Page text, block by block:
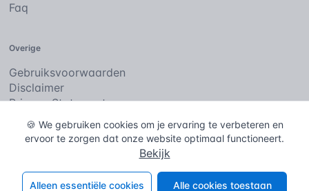
Faq
Overige
Gebruiksvoorwaarden
Disclaimer
Privacy Statement
Cookies
Copyright © 2026De bouwencyclopedie. Alle rechten
voorbehouden.
🍪 We gebruiken cookies om je ervaring te verbeteren en
ervoor te zorgen dat onze website optimaal functioneert.
Bekijk
Alleen essentiële cookies Alle cookies toestaan